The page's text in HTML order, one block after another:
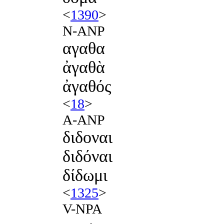
<1390>
N-ANP
αγαθα
ἀγαθὰ
ἀγαθός
<18>
A-ANP
διδοναι
διδόναι
δίδωμι
<1325>
V-NPA